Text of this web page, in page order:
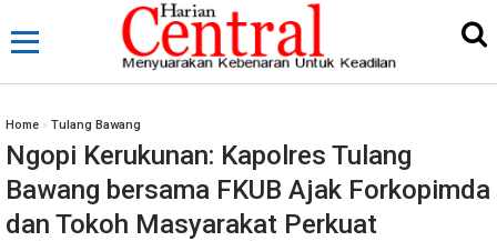
Home » Tulang Bawang
Ngopi Kerukunan: Kapolres Tulang
Bawang bersama FKUB Ajak Forkopimda
dan Tokoh Masyarakat Perkuat